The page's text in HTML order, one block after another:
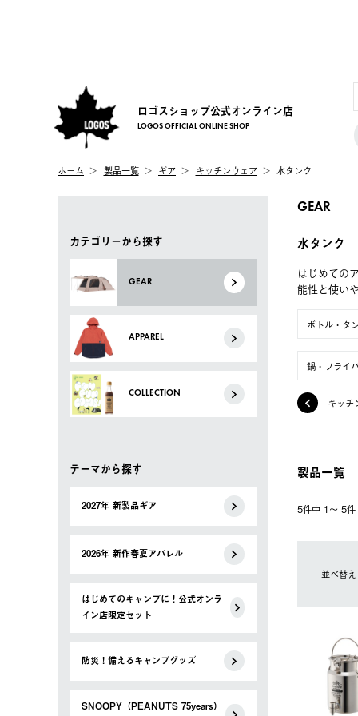
ロゴスショップ公式オンライン店
LOGOS OFFICIAL ONLINE SHOP
ホーム 製品一覧 ギア キッチンウェア 水タンク
カテゴリーから探す
GEAR
APPAREL
COLLECTION
テーマから探す
2027年 新製品ギア
2026年 新作春夏アパレル
はじめてのキャンプに！公式オンラ
イン店限定セット
防災！備えるキャンプグッズ
SNOOPY（PEANUTS 75years）
GEAR
水タンク
はじめての
能性と使い
ボトル・タ
鍋・フライ
キッチ
製品一覧
5件中 1〜 5件
並べ替え